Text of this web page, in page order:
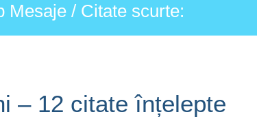
Mesaje / Citate scurte:
– 12 citate înțelepte